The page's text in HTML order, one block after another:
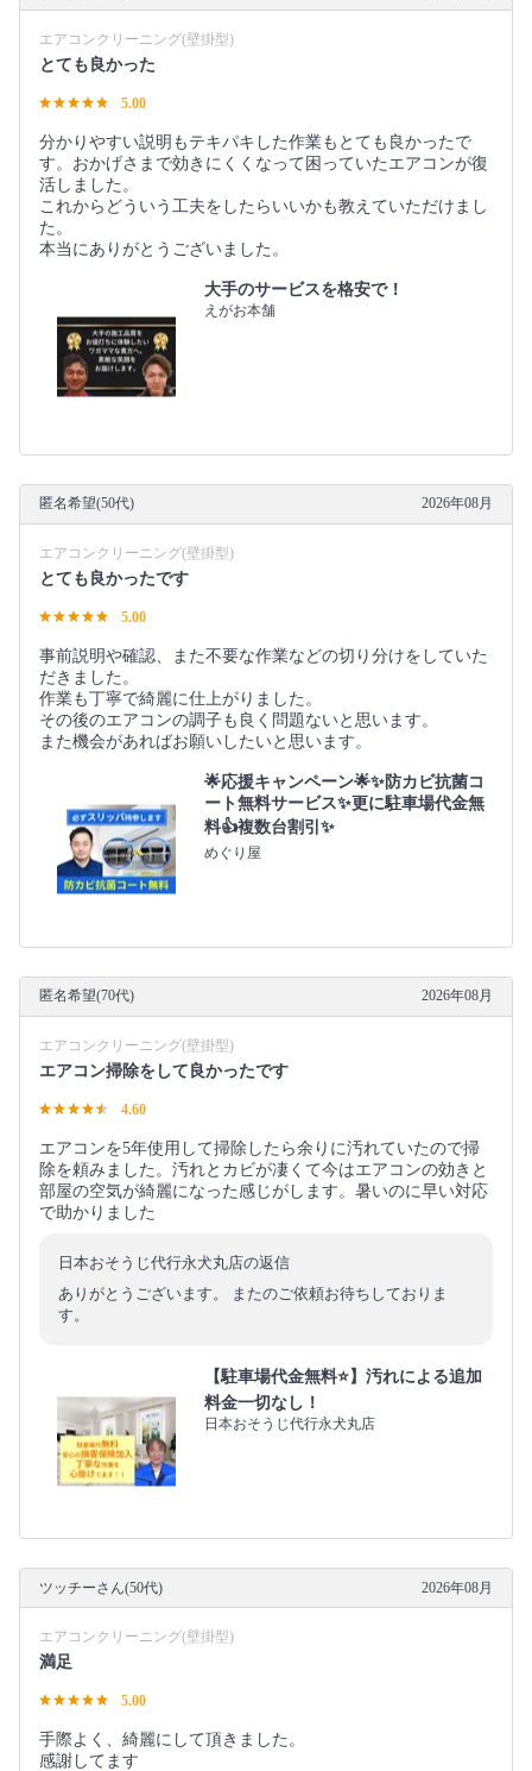
エアコンクリーニング(壁掛型)
とても良かった
5.00
分かりやすい説明もテキパキした作業もとても良かったで
す。おかげさまで効きにくくなって困っていたエアコンが復
活しました。
これからどういう工夫をしたらいいかも教えていただけまし
た。
本当にありがとうございました。
大手のサービスを格安で！
えがお本舗
匿名希望(50代) 2026年08月
エアコンクリーニング(壁掛型)
とても良かったです
5.00
事前説明や確認、また不要な作業などの切り分けをしていた
だきました。
作業も丁寧で綺麗に仕上がりました。
その後のエアコンの調子も良く問題ないと思います。
また機会があればお願いしたいと思います。
🌟応援キャンペーン🌟✨防カビ抗菌コ
ート無料サービス✨更に駐車場代金無
料👍複数台割引✨
めぐり屋
匿名希望(70代) 2026年08月
エアコンクリーニング(壁掛型)
エアコン掃除をして良かったです
4.60
エアコンを5年使用して掃除したら余りに汚れていたので掃
除を頼みました。汚れとカビが凄くて今はエアコンの効きと
部屋の空気が綺麗になった感じがします。暑いのに早い対応
で助かりました
日本おそうじ代行永犬丸店の返信
ありがとうございます。 またのご依頼お待ちしておりま
す。
【駐車場代金無料⭐️】汚れによる追加
料金一切なし！
日本おそうじ代行永犬丸店
ツッチーさん(50代) 2026年08月
エアコンクリーニング(壁掛型)
満足
5.00
手際よく、綺麗にして頂きました。
感謝してます